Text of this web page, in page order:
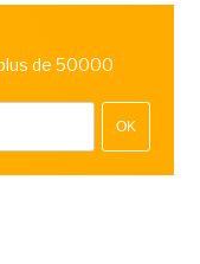
de 50000
OK